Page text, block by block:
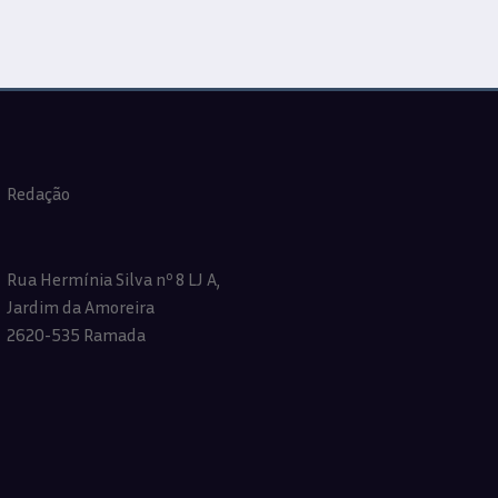
Redação
Rua Hermínia Silva nº 8 LJ A,
Jardim da Amoreira
2620-535 Ramada